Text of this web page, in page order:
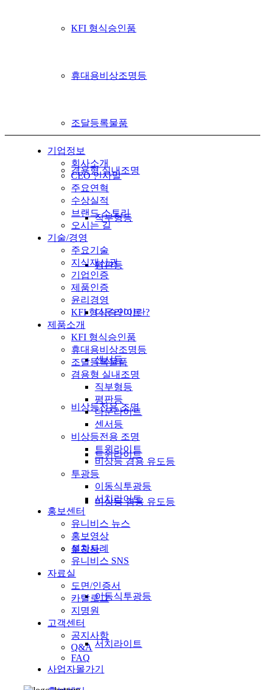
KFI 형식승인품
휴대용비상조명등
조달등록물품
겸용형 실내조명
직부형등
평판등
다운라이트
센서등
비상등전용 조명
트윈라이트
비상등 겸용 유도등
투광등
이동식투광등
서치라이트
기업정보
회사소개
CEO 인사말
주요연혁
수상실적
브랜드 스토리
오시는 길
기술/경영
주요기술
지식재산권
기업인증
제품인증
윤리경영
KFI 형식승인이란?
제품소개
KFI 형식승인품
휴대용비상조명등
조달등록물품
겸용형 실내조명
직부형등
평판등
다운라이트
센서등
비상등전용 조명
트윈라이트
비상등 겸용 유도등
투광등
이동식투광등
서치라이트
홍보센터
유니비스 뉴스
홍보영상
설치사례
유니비스 SNS
자료실
도면/인증서
카탈로그
지명원
고객센터
공지사항
Q&A
FAQ
사업자몰가기